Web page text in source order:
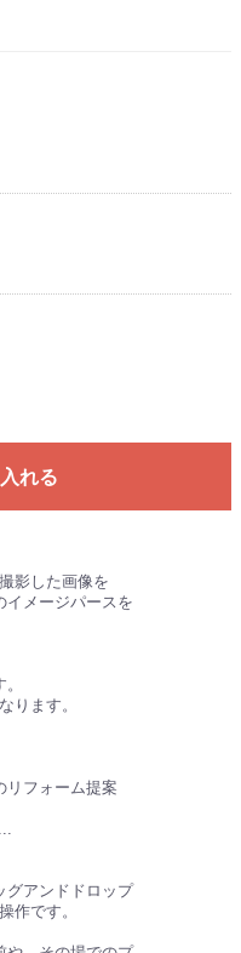
れる
影した画像を
イメージパースを
なります。
リフォーム提案
アンドドロップ
作です。